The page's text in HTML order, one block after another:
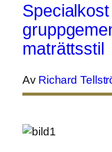
maträttsstil
Av Richard